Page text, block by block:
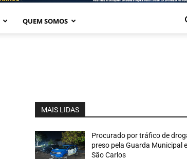
QUEM SOMOS
MAIS LIDAS
Procurado por tráfico de
preso pela Guarda Municipal
São Carlos